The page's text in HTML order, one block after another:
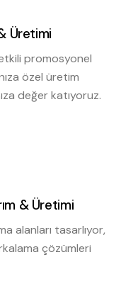
Üretimi
promosyonel
özel üretim
değer katıyoruz.
& Üretimi
alanları tasarlıyor,
çözümleri